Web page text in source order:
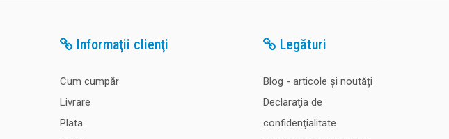
Informaţii clienţi
Cum cumpăr
Livrare
Plata
Legături
Blog - articole și noutăți
Declaraţia de
confidenţialitate